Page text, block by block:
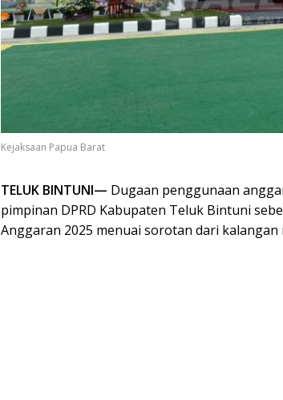
Kejaksaan Papua Barat
TELUK BINTUNI— Dugaan penggunaan
pimpinan DPRD Kabupaten Teluk Bintuni
Anggaran 2025 menuai sorotan dari kalangan